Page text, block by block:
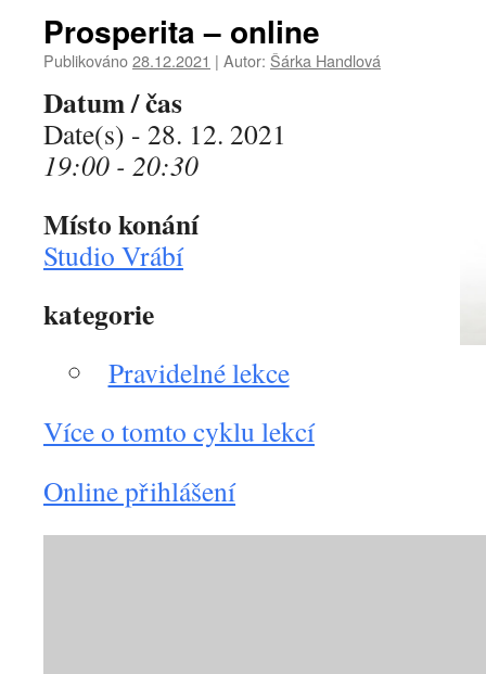
Prosperita – online
Publikováno28.12.2021 | Autor: Šárka Handlová
Datum / čas
Date(s) - 28. 12. 2021
19:00 - 20:30
Místo konání
Studio Vrábí
kategorie
Pravidelné lekce
Více o tomto cyklu lekcí
Online přihlášení